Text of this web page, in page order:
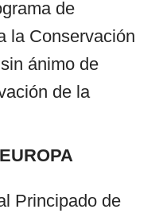
de
la Conservación
ánimo de
de la
Principado de